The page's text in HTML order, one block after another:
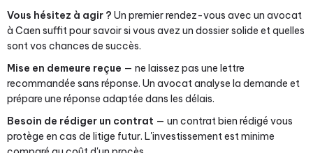
Vous hésitez à agir ? Un premier rendez-vous avec un avocat
à Caen suffit pour savoir si vous avez un dossier solide et quelles
sont vos chances de succès.
Mise en demeure reçue — ne laissez pas une lettre
recommandée sans réponse. Un avocat analyse la demande et
prépare une réponse adaptée dans les délais.
Besoin de rédiger un contrat — un contrat bien rédigé vous
protège en cas de litige futur. L'investissement est minime